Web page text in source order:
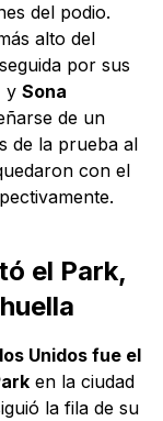
del podio.
alto del
por sus
y Sona
de un
de la prueba al
con el
el Park,
Unidos fue el
en la ciudad
la fila de su